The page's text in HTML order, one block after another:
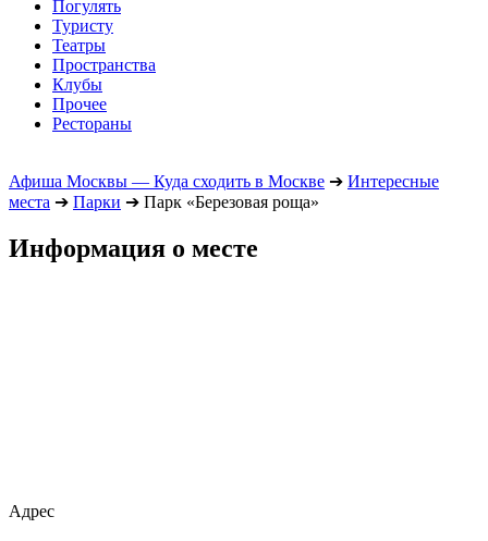
Погулять
Туристу
Театры
Пространства
Клубы
Прочее
Рестораны
Афиша Москвы — Куда сходить в Москве ➔ Интересные
места ➔ Парки ➔ Парк «Березовая роща»
Информация о месте
Адрес